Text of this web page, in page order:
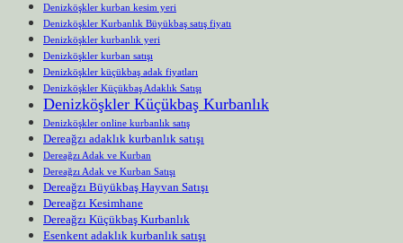
Denizköşkler kurban kesim yeri
Denizköşkler Kurbanlık Büyükbaş satış fiyatı
Denizköşkler kurbanlık yeri
Denizköşkler kurban satışı
Denizköşkler küçükbaş adak fiyatları
Denizköşkler Küçükbaş Adaklık Satışı
Denizköşkler Küçükbaş Kurbanlık
Denizköşkler online kurbanlık satış
Dereağzı adaklık kurbanlık satışı
Dereağzı Adak ve Kurban
Dereağzı Adak ve Kurban Satışı
Dereağzı Büyükbaş Hayvan Satışı
Dereağzı Kesimhane
Dereağzı Küçükbaş Kurbanlık
Esenkent adaklık kurbanlık satışı